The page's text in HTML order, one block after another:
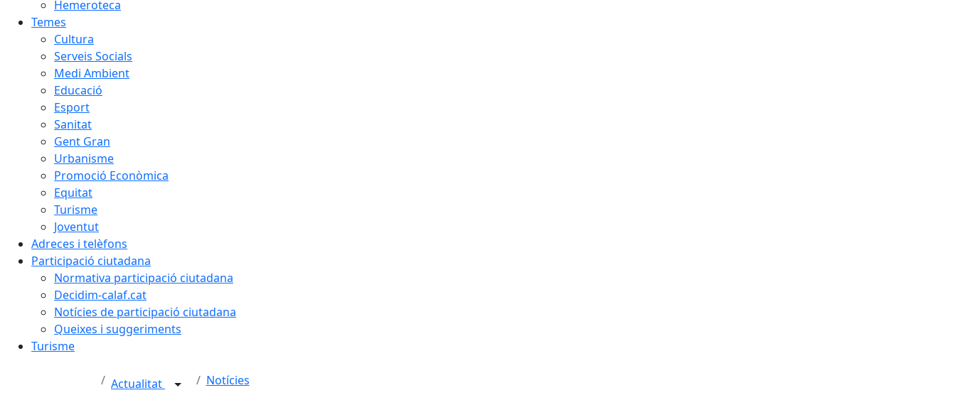
Hemeroteca
Temes
Cultura
Serveis Socials
Medi Ambient
Educació
Esport
Sanitat
Gent Gran
Urbanisme
Promoció Econòmica
Equitat
Turisme
Joventut
Adreces i telèfons
Participació ciutadana
Normativa participació ciutadana
Decidim-calaf.cat
Notícies de participació ciutadana
Queixes i suggeriments
Turisme
Actualitat Notícies